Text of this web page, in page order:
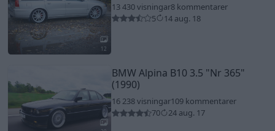
12
13 430 visningar8 kommentarer
5
14 aug. 18
BMW Alpina B10 3.5 "Nr 365"
(1990)
16 238 visningar109 kommentarer
70
24 aug. 17